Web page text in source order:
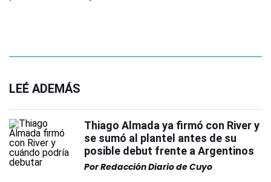
LEÉ ADEMÁS
Thiago Almada ya firmó con River y
se sumó al plantel antes de su
posible debut frente a Argentinos
PorRedacción Diario de Cuyo